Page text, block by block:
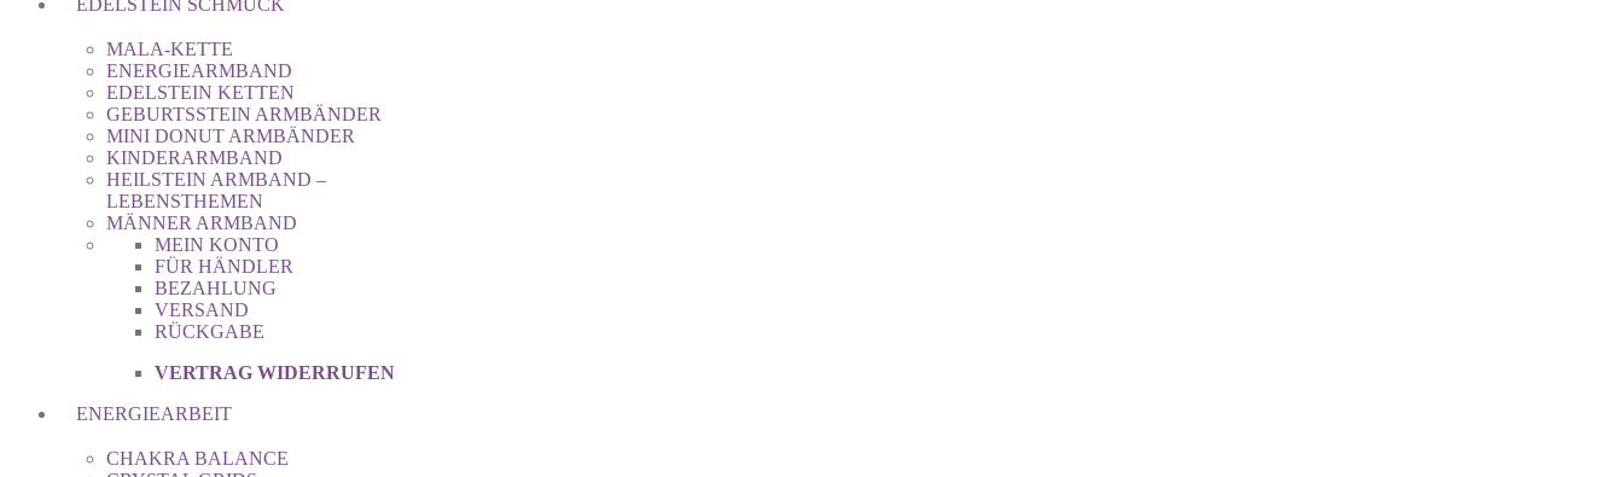
EDELSTEIN SCHMUCK
MALA-KETTE
ENERGIEARMBAND
EDELSTEIN KETTEN
GEBURTSSTEIN ARMBÄNDER
MINI DONUT ARMBÄNDER
KINDERARMBAND
HEILSTEIN ARMBAND –
LEBENSTHEMEN
MÄNNER ARMBAND
MEIN KONTO
FÜR HÄNDLER
BEZAHLUNG
VERSAND
RÜCKGABE
VERTRAG WIDERRUFEN
ENERGIEARBEIT
CHAKRA BALANCE